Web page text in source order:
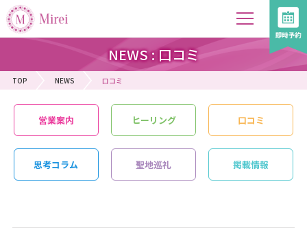
NEWS : 口コミ
TOP NEWS 口コミ
営業案内 ヒーリング 口コミ
思考コラム 聖地巡礼 掲載情報